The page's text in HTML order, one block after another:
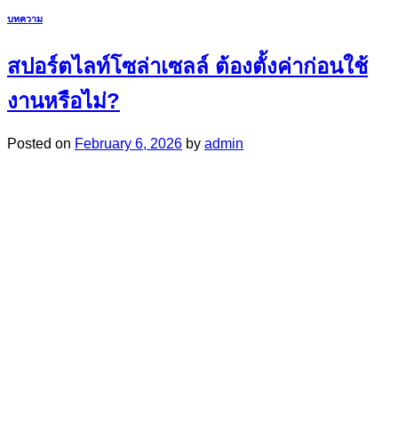
บทความ
สปอร์ตไลท์โซล่าเซลล์ ต้องตั้งค่าก่อนใช้
งานหรือไม่?
Posted on February 6, 2026 by admin